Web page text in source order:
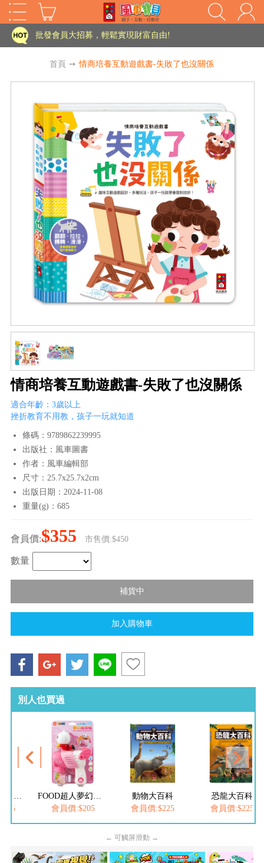
HOT
家長樂了!「風車書版集團暨FOOD超人企業總部」目前正興建中!
批發會員大招募，輕鬆實現財富自由!
老師您好!!幼教會員火熱招募中~
海外購物免煩惱！點我查看『海外購物流程說明』
家長樂了!「風車書版集團暨FOOD超人企業總部」目前正興建中!
批發會員大招募，輕鬆實現財富自由!
老師您好!!幼教會員火熱招募中~
海外購物免煩惱！點我查看『海外購物流程說明』
首頁 ➙ 情商培養互動遊戲書-失敗了也沒關係
情商培養互動遊戲書-失敗了也沒關係
適合年齡：3歲以上
挫折教育不用教，孩子一玩就知道
條碼：9789862239995
出版社：風車圖書
作者：風車編輯部
尺寸：25.7x25.7x2cm
出版日期：2024-11-08
重量(g)：685
會員價:$355 市售價:$450
數量
別人也買過
會員價:$205
動物大百科
會員價:$225
恐龍大百科
會員價:$225
← 可觸屏滑動 →